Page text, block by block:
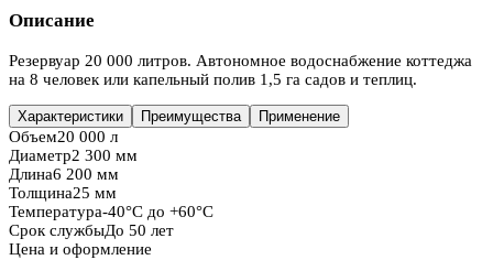
Описание
Резервуар 20 000 литров. Автономное водоснабжение коттеджа
на 8 человек или капельный полив 1,5 га садов и теплиц.
Характеристики Преимущества Применение
Объем20 000 л
Диаметр2 300 мм
Длина6 200 мм
Толщина25 мм
Температура-40°C до +60°C
Срок службыДо 50 лет
Цена и оформление